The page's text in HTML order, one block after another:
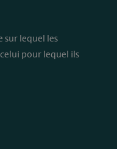
sur lequel les
pour lequel ils